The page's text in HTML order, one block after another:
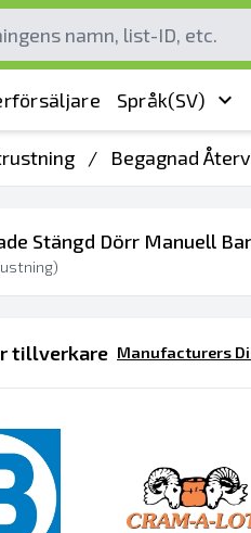
Språk(SV)
/ Begagnad
Stängd Dörr Manuell
tillverkare Manufacturers